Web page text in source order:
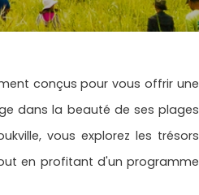
conçus pour vous offrir une
dans la beauté de ses plages
vous explorez les trésors
en profitant d'un programme